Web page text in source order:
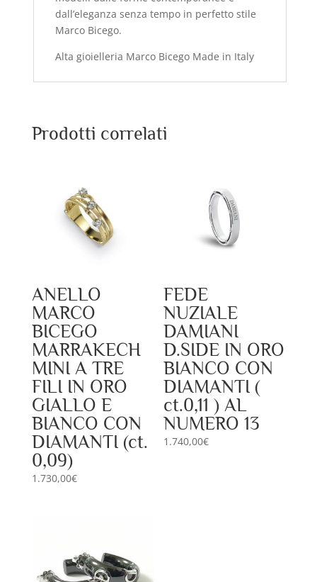
dall’eleganza senza tempo in perfetto stile
Marco Bicego.
Alta gioielleria Marco Bicego Made in Italy
Prodotti correlati
ANELLO
MARCO
BICEGO
MARRAKECH
MINI A TRE
FILI IN ORO
GIALLO E
BIANCO CON
DIAMANTI (ct.
0,09)
1.730,00€
FEDE
NUZIALE
DAMIANI
D.SIDE IN ORO
BIANCO CON
DIAMANTI (
ct.0,11 ) AL
NUMERO 13
1.740,00€